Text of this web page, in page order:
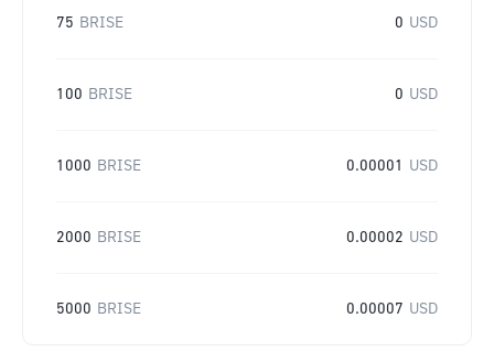
75 BRISE 0 USD
100 BRISE 0 USD
1000 BRISE 0.00001 USD
2000 BRISE 0.00002 USD
5000 BRISE 0.00007 USD